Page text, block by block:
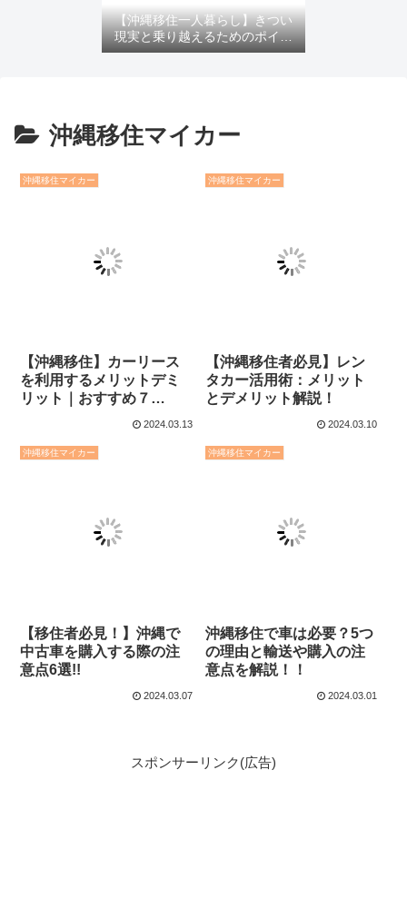
【沖縄移住一人暮らし】きつい
現実と乗り越えるためのポイン
ト！を紹介
沖縄移住マイカー
沖縄移住マイカー
【沖縄移住】カーリース
を利用するメリットデミ
リット｜おすすめ７
2024.03.13
沖縄移住マイカー
【沖縄移住者必見】レン
タカー活用術：メリット
とデメリット解説！
2024.03.10
沖縄移住マイカー
【移住者必見！】沖縄で
中古車を購入する際の注
意点6選!!
2024.03.07
沖縄移住マイカー
沖縄移住で車は必要？5つ
の理由と輸送や購入の注
意点を解説！！
2024.03.01
スポンサーリンク(広告)